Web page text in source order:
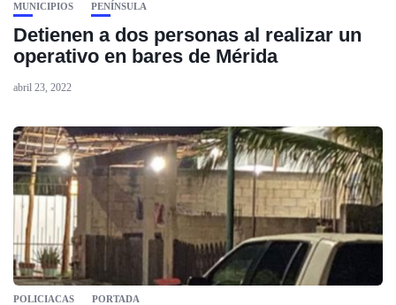
MUNICIPIOS PENÍNSULA
Detienen a dos personas al realizar un
operativo en bares de Mérida
abril 23, 2022
POLICIACAS PORTADA